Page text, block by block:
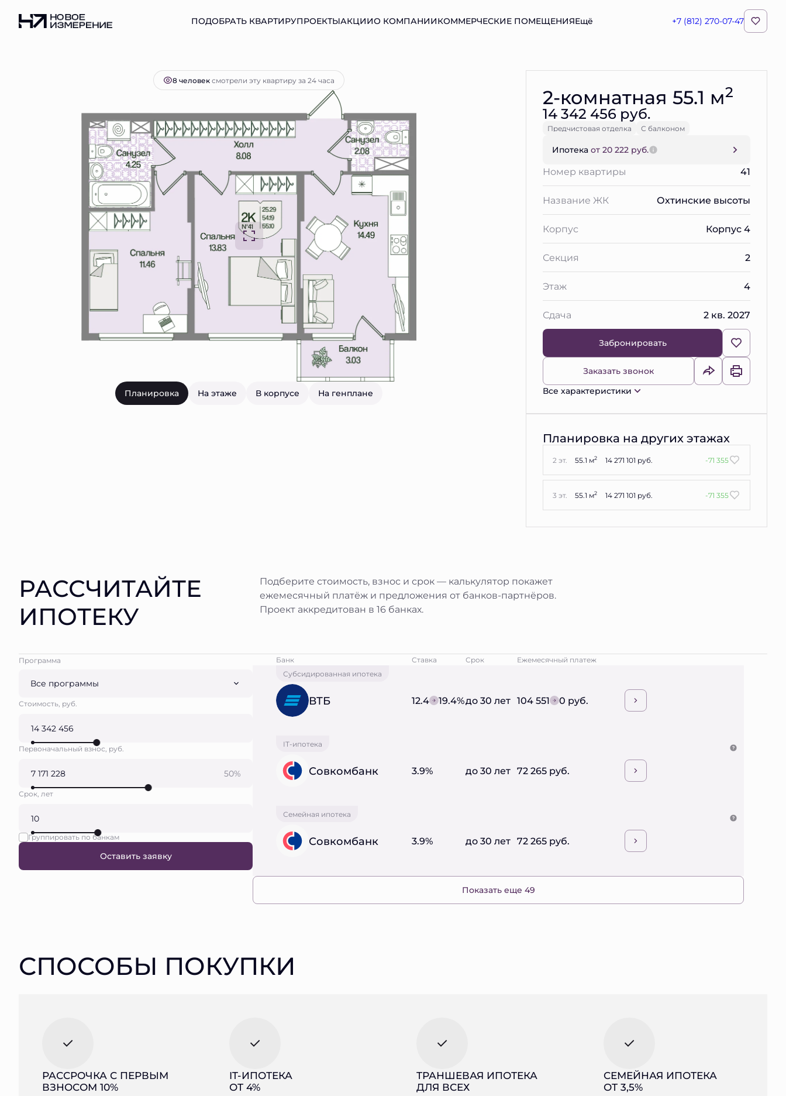
ПОДОБРАТЬ КВАРТИРУПРОЕКТЫАКЦИИО КОМПАНИИКОММЕРЧЕСКИЕ ПОМЕЩЕНИЯЕщё +7 (812) 270-07-47
2-комнатная55.1 м 14 342 456 руб.Ипотекаот 20 222 руб. Забронировать
8 человексмотрели эту квартиру за 24 часа
Планировка На этаже В корпусе На генплане
2-комнатная 55.1 м2
14 342 456 руб.
Предчистовая отделка С балконом
Ипотека от 20 222 руб.
Номер квартиры 41
Название ЖК Охтинские высоты
Корпус Корпус 4
Секция 2
Этаж 4
Сдача 2 кв. 2027
Забронировать
Заказать звонок
Все характеристики
Планировка на других этажах
2 эт. 55.1 м2 14 271 101 руб. -71 355
3 эт. 55.1 м2 14 271 101 руб. -71 355
РАССЧИТАЙТЕ
ИПОТЕКУ
Подберите стоимость, взнос и срок — калькулятор покажет
ежемесячный платёж и предложения от банков-партнёров.
Проект аккредитован в 16 банках.
Программа
Все программы
Стоимость, руб.
Первоначальный взнос, руб.
50%
Срок, лет
Группировать по банкам
Оставить заявку
Банк Ставка Срок
Ежемесячный платеж
Субсидированная ипотека
ВТБ 12.4 19.4%до 30 лет 104 551 0 руб.
IT-ипотека
Совкомбанк 3.9% до 30 лет 72 265 руб.
Семейная ипотека
Совкомбанк 3.9% до 30 лет 72 265 руб.
Показать еще 49
СПОСОБЫ ПОКУПКИ
РАССРОЧКА С ПЕРВЫМ
ВЗНОСОМ 10%
IT-ИПОТЕКА
ОТ 4%
ТРАНШЕВАЯ ИПОТЕКА
ДЛЯ ВСЕХ
СЕМЕЙНАЯ ИПОТЕКА
ОТ 3,5%